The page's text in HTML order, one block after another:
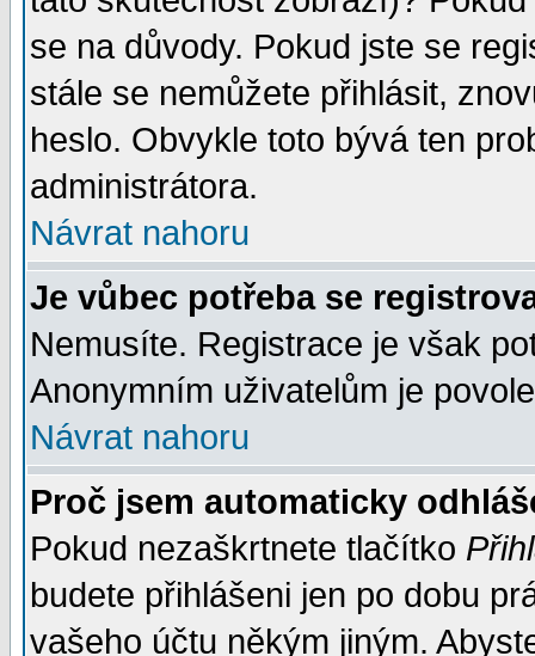
se na důvody. Pokud jste se
stále se nemůžete přihlásit,
heslo. Obvykle toto bývá ten
administrátora.
Návrat nahoru
Je vůbec potřeba se
Nemusíte. Registrace je však
Anonymním uživatelům je
Návrat nahoru
Proč jsem automaticky
Pokud nezaškrtnete tlačítko
budete přihlášeni jen po dobu
vašeho účtu někým jiným.